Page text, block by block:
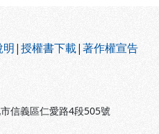
明|授權書下載|著作權宣告
信義區仁愛路4段505號